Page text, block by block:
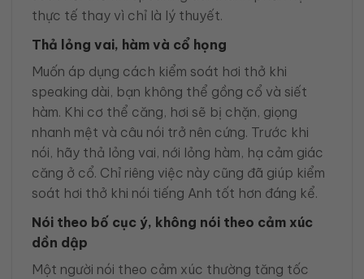
thực tế thay vì chỉ là lý thuyết.
Thả lỏng vai, hàm và cổ họng
Muốn áp dụng cách kiểm soát hơi thở khi
speaking dài, bạn không thể gồng cổ và siết
hàm. Khi cơ thể căng, hơi sẽ bị chặn, giọng
nhanh mệt và câu nói trở nên cứng. Trước khi
nói, hãy thả lỏng vai, nới lỏng hàm, hạ cảm giác
căng ở cổ. Chỉ riêng việc này cũng đã giúp kiểm
soát hơi thở khi nói tiếng Anh tốt hơn đáng kể.
Nói theo bố cục ý, không nói theo cảm xúc
dồn dập
Một người nói theo cảm xúc thường tăng tốc